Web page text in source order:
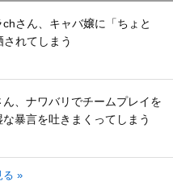
chさん、キャバ嬢に「ちょと
されてしまう
ん、ナワバリでチームプレイを
暴言を吐きまくってしまう
る »